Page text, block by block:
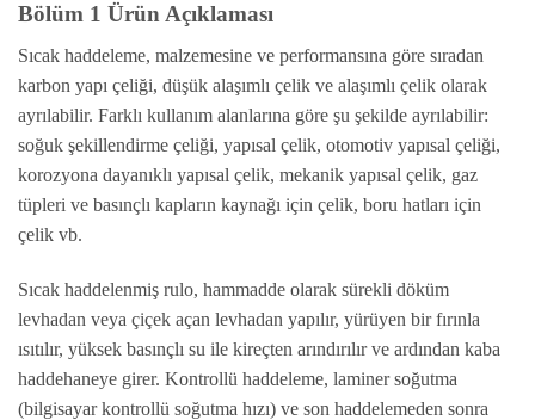
Bölüm 1 Ürün Açıklaması
Sıcak haddeleme, malzemesine ve performansına göre sıradan
karbon yapı çeliği, düşük alaşımlı çelik ve alaşımlı çelik olarak
ayrılabilir. Farklı kullanım alanlarına göre şu şekilde ayrılabilir:
soğuk şekillendirme çeliği, yapısal çelik, otomotiv yapısal çeliği,
korozyona dayanıklı yapısal çelik, mekanik yapısal çelik, gaz
tüpleri ve basınçlı kapların kaynağı için çelik, boru hatları için
çelik vb.
Sıcak haddelenmiş rulo, hammadde olarak sürekli döküm
levhadan veya çiçek açan levhadan yapılır, yürüyen bir fırınla
ısıtılır, yüksek basınçlı su ile kireçten arındırılır ve ardından kaba
haddehaneye girer. Kontrollü haddeleme, laminer soğutma
(bilgisayar kontrollü soğutma hızı) ve son haddelemeden sonra